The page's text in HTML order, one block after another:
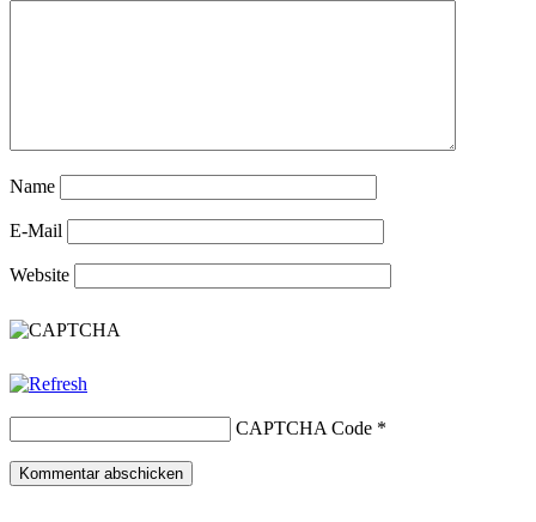
Name
E-Mail
Website
CAPTCHA Code *